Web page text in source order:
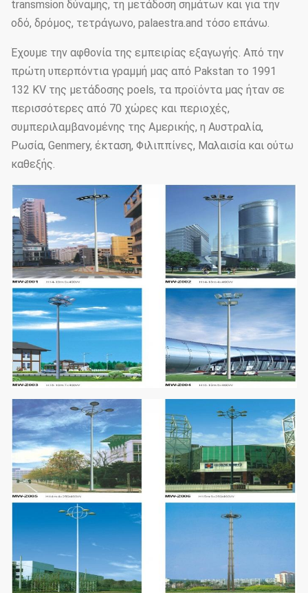
transmsion δύναμης, τη μετάδοση σημάτων και για την
οδό, δρόμος, τετράγωνο, palaestra.and τόσο επάνω.
Έχουμε την αφθονία της εμπειρίας εξαγωγής. Από την
πρώτη υπερπόντια γραμμή μας από Pakstan το 1991
132 KV της μετάδοσης poels, τα προϊόντα μας ήταν σε
περισσότερες από 70 χώρες και περιοχές,
συμπεριλαμβανομένης της Αμερικής, η Αυστραλία,
Ρωσία, Genmery, έκταση, Φιλιππίνες, Μαλαισία και ούτω
καθεξής.